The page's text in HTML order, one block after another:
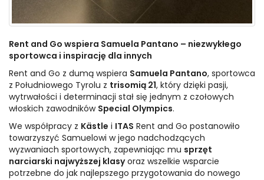
Rent and Go wspiera Samuela Pantano – niezwykłego
sportowca i inspirację dla innych
Rent and Go z dumą wspiera Samuela Pantano, sportowca
z Południowego Tyrolu z trisomią 21, który dzięki pasji,
wytrwałości i determinacji stał się jednym z czołowych
włoskich zawodników Special Olympics.
We współpracy z Kästle i ITAS Rent and Go postanowiło
towarzyszyć Samuelowi w jego nadchodzących
wyzwaniach sportowych, zapewniając mu sprzęt
narciarski najwyższej klasyoraz wszelkie wsparcie
potrzebne do jak najlepszego przygotowania do nowego